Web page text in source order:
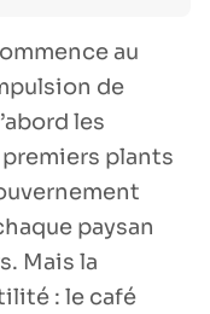
au
de
les
plants
paysan
Mais la
: le café